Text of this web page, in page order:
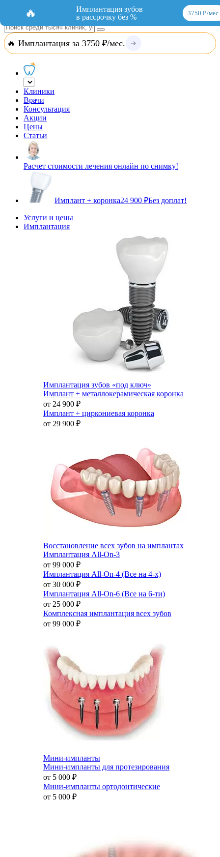
Добавить организациюВход
🔥 Имплантация за 3750 ₽/мес.
Клиники
Врачи
Консультация
Акции
Цены
Статьи
Расчет стоимости лечения онлайн по снимку!
Имплант + коронка24 900 ₽Без доплат!
Услуги и цены
Имплантация
Имплантация зубов «под ключ»
Имплант + металлокерамическая коронка
от 24 900 ₽
Имплант + циркониевая коронка
от 29 900 ₽
Восстановление всех зубов на имплантах
Имплантация All-On-3
от 99 000 ₽
Имплантация All-On-4 (Все на 4-х)
от 30 000 ₽
Имплантация All-On-6 (Все на 6-ти)
от 25 000 ₽
Комплексная имплантация всех зубов
от 99 000 ₽
Мини-импланты
Мини-импланты для протезирования
от 5 000 ₽
Мини-импланты ортодонтические
от 5 000 ₽
🔥
Имплантация зубов
в рассрочку без %
3750 ₽/мес.